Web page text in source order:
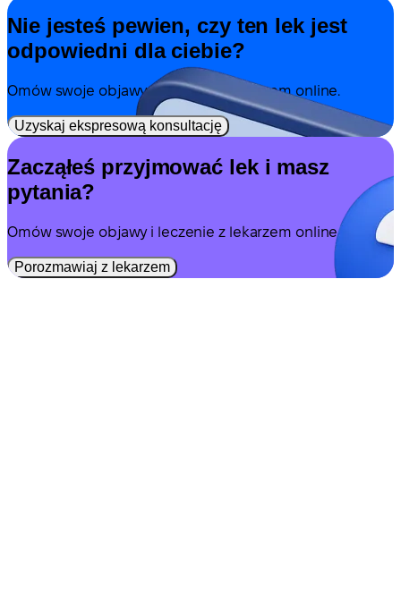
Nie jesteś pewien, czy ten lek jest
odpowiedni dla ciebie?
Omów swoje objawy i leczenie z lekarzem online.
Uzyskaj ekspresową konsultację
Zacząłeś przyjmować lek i masz
pytania?
Omów swoje objawy i leczenie z lekarzem online.
Porozmawiaj z lekarzem